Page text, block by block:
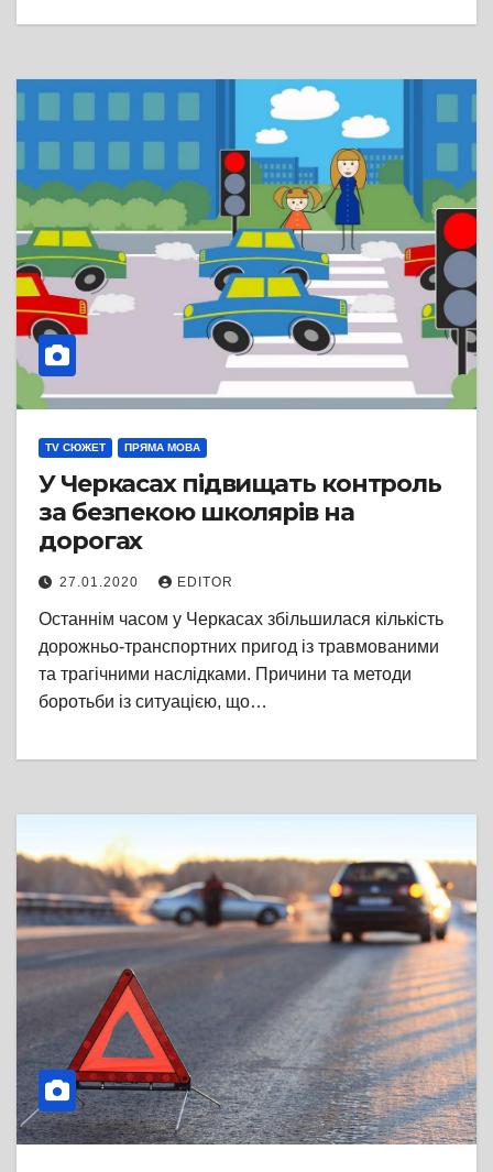
TV СЮЖЕТ ПРЯМА МОВА
У Черкасах підвищать контроль
за безпекою школярів на
дорогах
27.01.2020 EDITOR
Останнім часом у Черкасах збільшилася кількість
дорожньо-транспортних пригод із травмованими
та трагічними наслідками. Причини та методи
боротьби із ситуацією, що…